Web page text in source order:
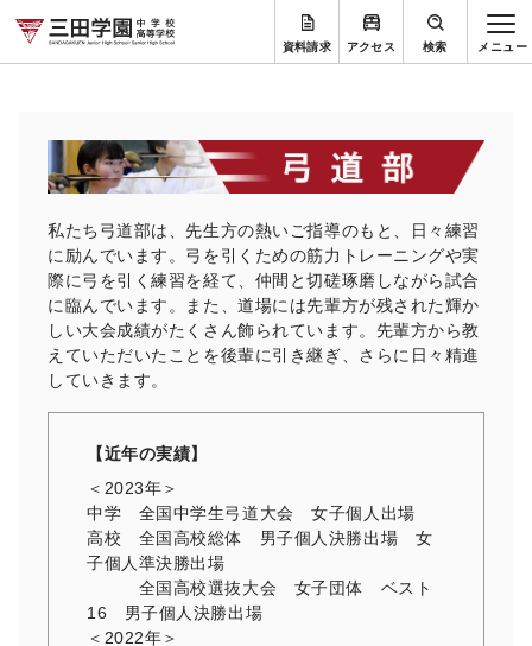
資料請求 アクセス 検索
私たち弓道部は、先生方の熱いご指導のもと、日々練習
に励んでいます。弓を引くための筋力トレーニングや実
際に弓を引く練習を経て、仲間と切磋琢磨しながら試合
に臨んでいます。また、道場には先輩方が残された輝か
しい大会成績がたくさん飾られています。先輩方から教
えていただいたことを後輩に引き継ぎ、さらに日々精進
していきます。
【近年の実績】
＜2023年＞
中学 全国中学生弓道大会 女子個人出場
高校 全国高校総体 男子個人決勝出場 女
子個人準決勝出場
全国高校選抜大会 女子団体 ベスト
16 男子個人決勝出場
＜2022年＞